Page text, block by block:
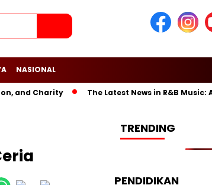
NASIONAL
Charity The Latest News in R&B Music: A
TRENDING
PENDIDIKAN